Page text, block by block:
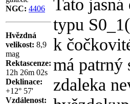
NGC: 4406
Hvězdná
velikost: 8,9
mag
Rektascenze:
12h 26m 02s
Deklinace:
+12° 57'
Vzdálenost:
Tato
typu
k
má patrný
zdaleka